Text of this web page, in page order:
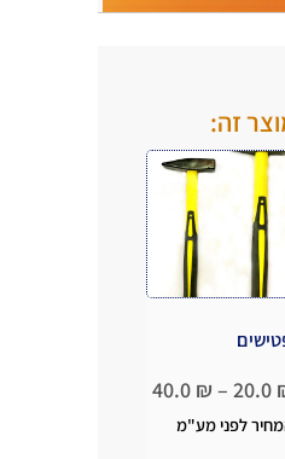
זה:
20.0
–
₪
40.0
לפני מע"מ